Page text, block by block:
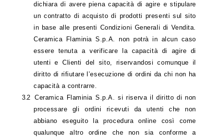
dichiara di avere piena capacità di agire e stipulare
un contratto di acquisto di prodotti presenti sul sito
in base alle presenti Condizioni Generali di Vendita.
Ceramica Flaminia S.p.A. non potrà in alcun caso
essere tenuta a verificare la capacità di agire di
utenti e Clienti del sito, riservandosi comunque il
diritto di rifiutare l’esecuzione di ordini da chi non ha
capacità a contrarre.
3.2
Ceramica Flaminia S.p.A. si riserva il diritto di non
processare gli ordini ricevuti da utenti che non
abbiano eseguito la procedura online così come
qualunque altro ordine che non sia conforme a